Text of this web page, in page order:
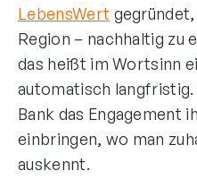
LebensWert
Region – nachhaltig zu
das heißt im Wortsinn
automatisch
Bank das Engagement
einbringen, wo man
auskennt.